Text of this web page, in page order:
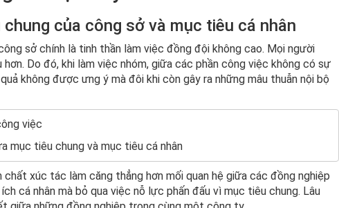
của công sở và mục tiêu cá nhân
sở chính là tinh thần làm việc đồng đội không cao. Mọi người
Do đó, khi làm việc nhóm, giữa các phần công việc không có sự
không được ưng ý mà đôi khi còn gây ra những mâu thuẫn nội bộ
mục tiêu chung và mục tiêu cá nhân
xúc tác làm căng thẳng hơn mối quan hệ giữa các đồng nghiệp
cá nhân mà bỏ qua việc nỗ lực phấn đấu vì mục tiêu chung. Lâu